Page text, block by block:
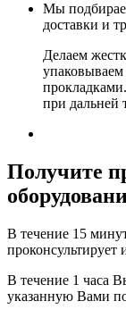
Мы
доставки и
Делаем
при дальней
Получите
В течение 15
проконсультирует
В течение 1 часа
указанную Вами